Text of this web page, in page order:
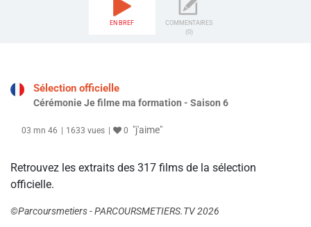
EN BREF
COMMENTAIRES
(0)
Sélection officielle
Cérémonie Je filme ma formation - Saison 6
03 mn 46 1633 vues 0 "j'aime"
Retrouvez les extraits des 317 films de la sélection
officielle.
©Parcoursmetiers - PARCOURSMETIERS.TV 2026